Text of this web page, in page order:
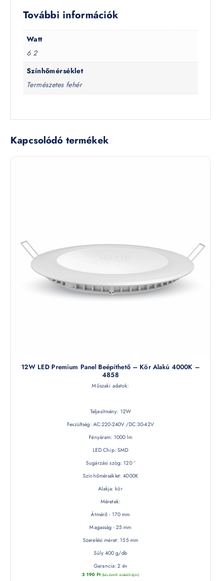
További információk
Watt
6 2
Színhőmérséklet
Természetes fehér
Kapcsolódó termékek
12W LED Premium Panel Beépíthető – Kör Alakú 4000K –
4858
Műszaki adatok:
Teljesítmény: 12W
Feszültség: AC:220-240V /DC:30-42V
Fényáram: 1000 lm
LED Chip: SMD
Sugárzási szög: 120 °
Színhőmérséklet: 4000K
Alakja: kör
Méretek:
Átmérő - 170 mm
Magasság - 25 mm
Szerelési méret: 155 mm
Súly 400 g/db
Garancia: 2 év
3 190 Ft (készletről érdeklődjön)